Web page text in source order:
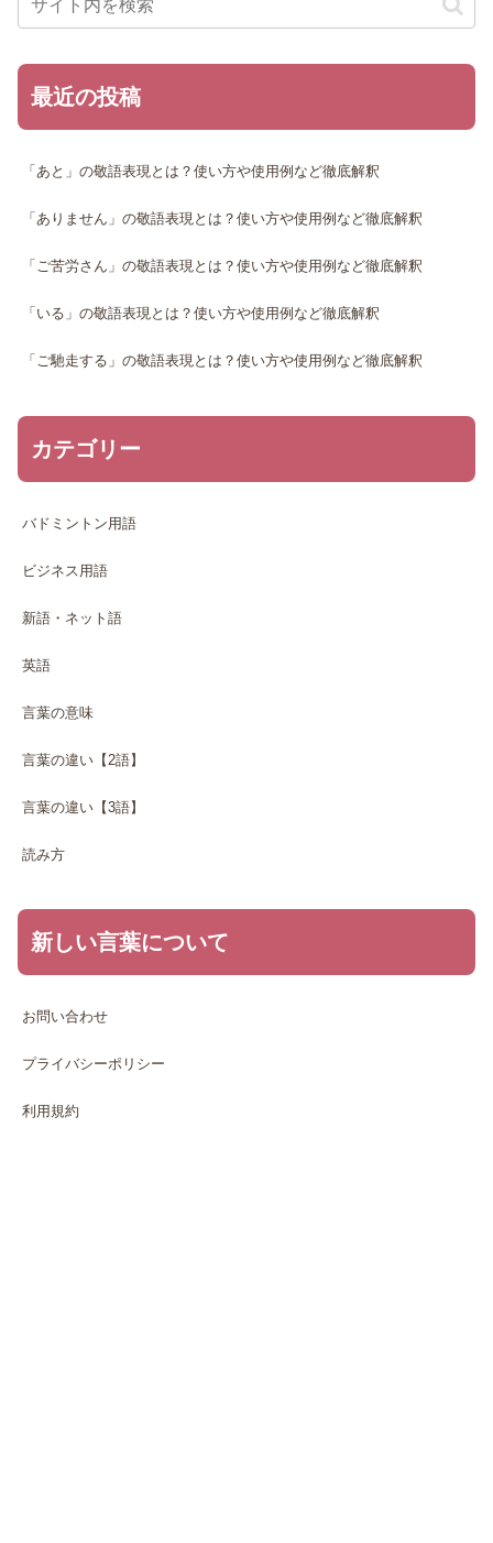
最近の投稿
「あと」の敬語表現とは？使い方や使用例など徹底解釈
「ありません」の敬語表現とは？使い方や使用例など徹底解釈
「ご苦労さん」の敬語表現とは？使い方や使用例など徹底解釈
「いる」の敬語表現とは？使い方や使用例など徹底解釈
「ご馳走する」の敬語表現とは？使い方や使用例など徹底解釈
カテゴリー
バドミントン用語
ビジネス用語
新語・ネット語
英語
言葉の意味
言葉の違い【2語】
言葉の違い【3語】
読み方
新しい言葉について
お問い合わせ
プライバシーポリシー
利用規約